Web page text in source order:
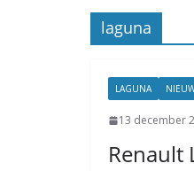
laguna
LAGUNA
13 december
Renault